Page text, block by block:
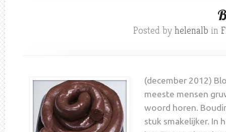
Posted by helenalb in
(december 2012)
meeste mensen
woord horen.
stuk smakelijker. In